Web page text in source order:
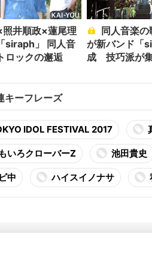
井順政×蓮尾理
siraph」 同人音
ロックの邂逅
が新バンド「
成 技巧派が
キーフレーズ
IDOL FESTIVAL 2017
いろクローバーZ 池田貴史
中 ハイスイノナサ